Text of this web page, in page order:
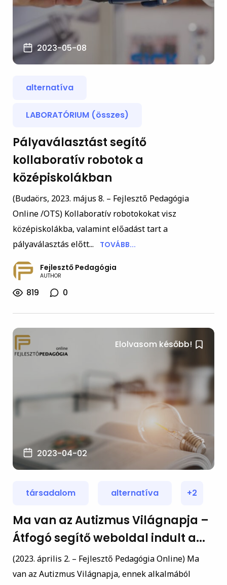
2023-05-08
alternatíva
LABORATÓRIUM (összes)
Pályaválasztást segítő
kollaboratív robotok a
középiskolákban
(Budaörs, 2023. május 8. – Fejlesztő Pedagógia
Online /OTS) Kollaboratív robotokokat visz
középiskolákba, valamint előadást tart a
pályaválasztás előtt...
TOVÁBB...
Fejlesztő Pedagógia
AUTHOR
819 0
Elolvasom később!
2023-04-02
társadalom alternatíva +2
Ma van az Autizmus Világnapja –
Átfogó segítő weboldal indult a...
(2023. április 2. – Fejlesztő Pedagógia Online) Ma
van az Autizmus Világnapja, ennek alkalmából